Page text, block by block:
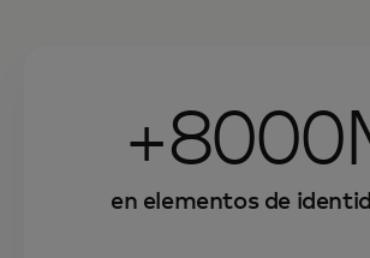
en elementos de